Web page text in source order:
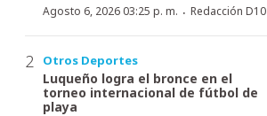
Agosto 6, 2026 03:25 p. m. · Redacción D10
Otros Deportes
Luqueño logra el bronce en el
torneo internacional de fútbol de
playa